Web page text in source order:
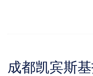
成都凯宾斯